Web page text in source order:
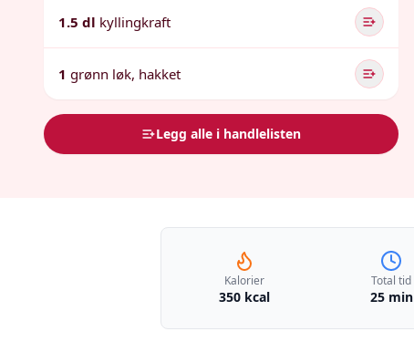
1.5 dl kyllingkraft
1 grønn løk, hakket
Legg alle i handlelisten
Kalorier
350 kcal
Total tid
25 min